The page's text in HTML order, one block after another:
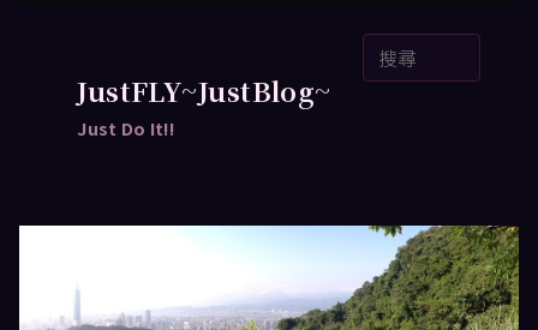
JustFLY~JustBlog~
Just Do It!!